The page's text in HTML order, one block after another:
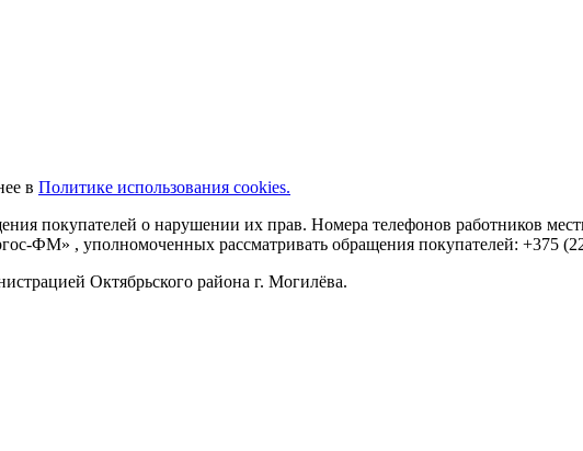
в Политике использования cookies.
покупателей о нарушении их прав. Номера телефонов работников
ФМ» , уполномоченных рассматривать обращения покупателей: +375
Октябрьского района г. Могилёва.